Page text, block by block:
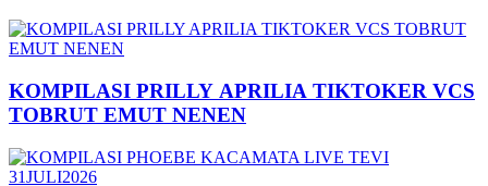
KOMPILASI PRILLY APRILIA TIKTOKER VCS
TOBRUT EMUT NENEN